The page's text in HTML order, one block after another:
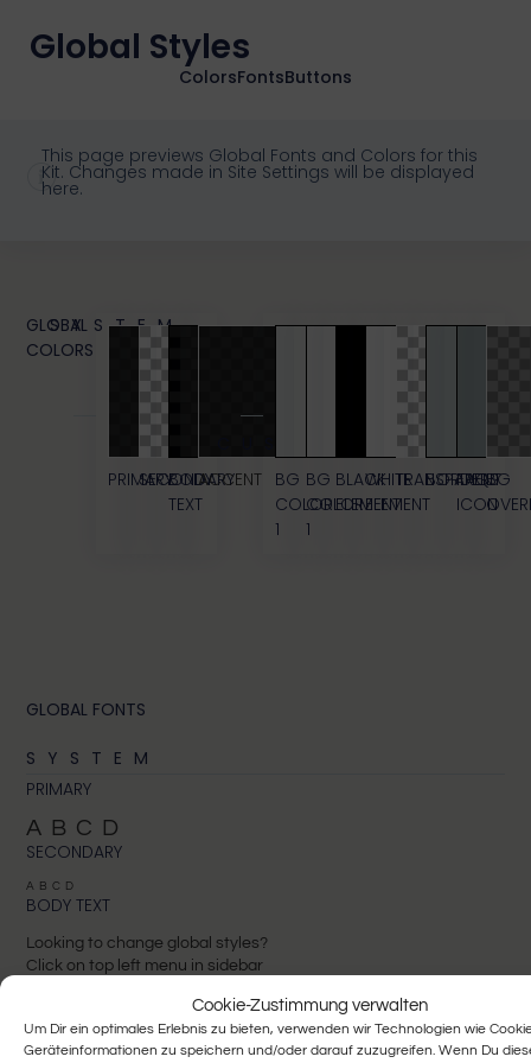
Cookie-Zustimmung verwalten
Um Dir ein optimales Erlebnis zu bieten, verwenden wir Technologien wie
Geräteinformationen zu speichern und/oder darauf zuzugreifen. Wenn Du
Global Styles
ColorsFontsButtons
This page previews Global Fonts and Colors for this
Kit. Changes made in Site Settings will be displayed
here.
GLOBAL
COLORS
SYSTEM
PRIMARY
SECONDARY
BODY
TEXT
ACCENT BG
COLOR
1
BG
COLOR
1
BLACK
ELEMENT
WHITE
ELEMENT
TRANSPARENT
BORDERS
FAQ
ICON
BG
GLOBAL FONTS
SYSTEM
PRIMARY
ABCD
SECONDARY
ABCD
BODY TEXT
Looking to change global styles?
Click on top left menu in sidebar
ABCD